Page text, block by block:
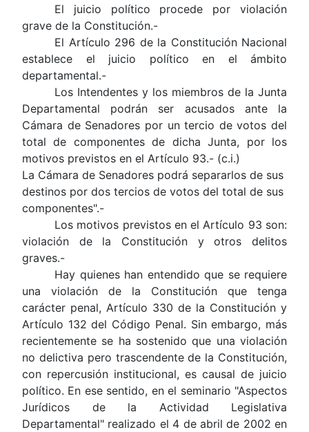
El juicio político procede por violación
grave de la Constitución.-
El Artículo 296 de la Constitución Nacional
establece el juicio político en el ámbito
departamental.-
Los Intendentes y los miembros de la Junta
Departamental podrán ser acusados ante la
Cámara de Senadores por un tercio de votos del
total de componentes de dicha Junta, por los
motivos previstos en el Artículo 93.- (c.i.)
La Cámara de Senadores podrá separarlos de sus
destinos por dos tercios de votos del total de sus
componentes".-
Los motivos previstos en el Artículo 93 son:
violación de la Constitución y otros delitos
graves.-
Hay quienes han entendido que se requiere
una violación de la Constitución que tenga
carácter penal, Artículo 330 de la Constitución y
Artículo 132 del Código Penal. Sin embargo, más
recientemente se ha sostenido que una violación
no delictiva pero trascendente de la Constitución,
con repercusión institucional, es causal de juicio
político. En ese sentido, en el seminario "Aspectos
Jurídicos de la Actividad Legislativa
Departamental" realizado el 4 de abril de 2002 en